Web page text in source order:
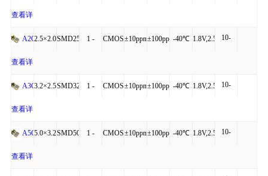
操作 +125℃
查看详
细A2C2.5×2.0×0.81SMD2520-1 - CMOS±10ppm±100ppm-40℃
+125℃
1.8V,2.5V,3.3V
10-
查看详
细A3C3.2×2.5×0.95SMD3225-1 - CMOS±10ppm±100ppm-40℃
+125℃
1.8V,2.5V,3.3V
10-
查看详
细A5C5.0×3.2×1.20SMD5032-1 - CMOS±10ppm±100ppm-40℃ 1.8V,2.5V,3.3V
10-
查看详